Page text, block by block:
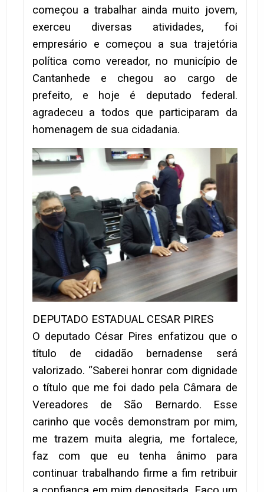
começou a trabalhar ainda muito jovem,
exerceu diversas atividades, foi
empresário e começou a sua trajetória
política como vereador, no município de
Cantanhede e chegou ao cargo de
prefeito, e hoje é deputado federal.
agradeceu a todos que participaram da
homenagem de sua cidadania.
DEPUTADO ESTADUAL CESAR PIRES
O deputado César Pires enfatizou que o
título de cidadão bernadense será
valorizado. “Saberei honrar com dignidade
o título que me foi dado pela Câmara de
Vereadores de São Bernardo. Esse
carinho que vocês demonstram por mim,
me trazem muita alegria, me fortalece,
faz com que eu tenha ânimo para
continuar trabalhando firme a fim retribuir